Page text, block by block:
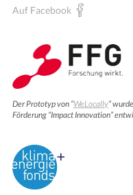
Auf Facebook
Der Prototyp von “WeLocally”
Förderung “Impact Innovation”